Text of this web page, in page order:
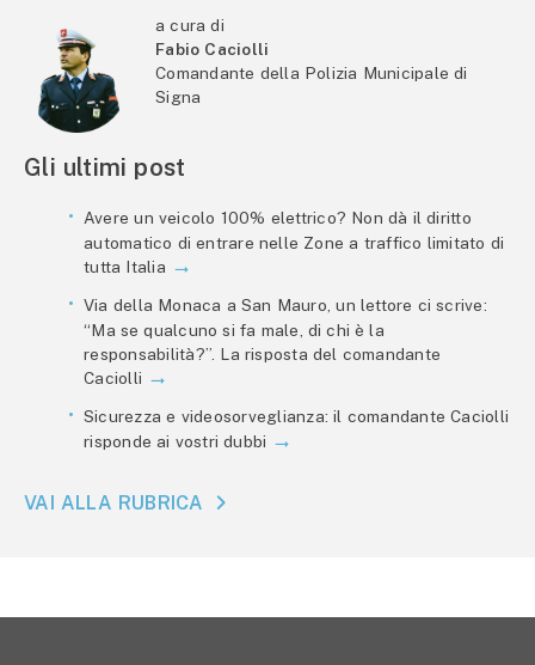
a cura di
Fabio Caciolli
Comandante della Polizia Municipale di
Signa
Gli ultimi post
Avere un veicolo 100% elettrico? Non dà il diritto
automatico di entrare nelle Zone a traffico limitato di
tutta Italia
Via della Monaca a San Mauro, un lettore ci scrive:
“Ma se qualcuno si fa male, di chi è la
responsabilità?”. La risposta del comandante
Caciolli
Sicurezza e videosorveglianza: il comandante Caciolli
risponde ai vostri dubbi
VAI ALLA RUBRICA